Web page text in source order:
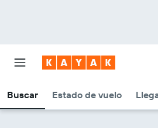
Buscar Estado de vuelo